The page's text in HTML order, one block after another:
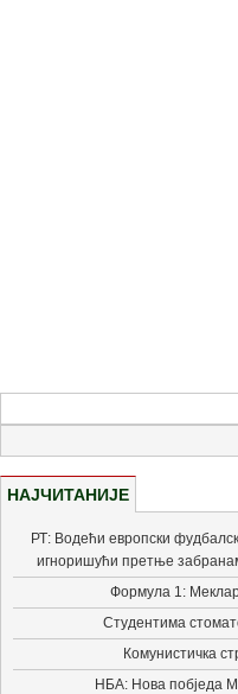
НАЈЧИТАНИЈЕ
РТ: Водећи европски
игноришући претње
Формула 1:
Студентима
Комунистичка
НБА: Нова побједа